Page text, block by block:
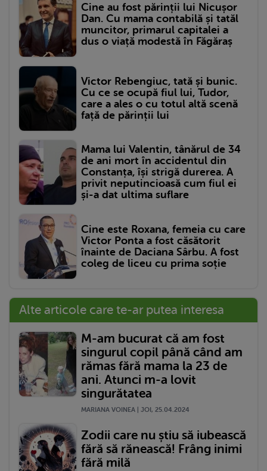
Cine au fost părinții lui Nicușor
Dan. Cu mama contabilă și tatăl
muncitor, primarul capitalei a
dus o viață modestă în Făgăraș
Victor Rebengiuc, tată și bunic.
Cu ce se ocupă fiul lui, Tudor,
care a ales o cu totul altă scenă
față de părinții lui
Mama lui Valentin, tânărul de 34
de ani mort în accidentul din
Constanța, își strigă durerea. A
privit neputincioasă cum fiul ei
și-a dat ultima suflare
Cine este Roxana, femeia cu care
Victor Ponta a fost căsătorit
înainte de Daciana Sârbu. A fost
coleg de liceu cu prima soție
Alte articole care te-ar putea interesa
M-am bucurat că am fost
singurul copil până când am
rămas fără mama la 23 de
ani. Atunci m-a lovit
singurătatea
MARIANA VOINEA | JOI, 25.04.2024
Zodii care nu știu să iubească
fără să rănească! Frâng inimi
fără milă